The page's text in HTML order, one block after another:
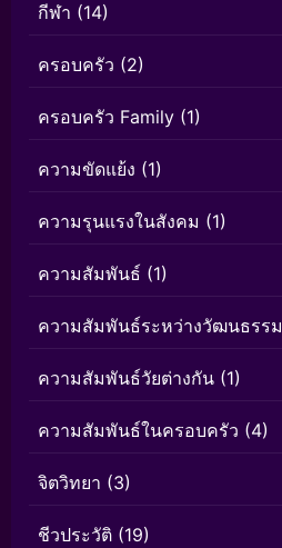
กีฬา (14)
ครอบครัว (2)
ครอบครัว Family (1)
ความขัดแย้ง (1)
ความรุนแรงในสังคม (1)
ความสัมพันธ์ (1)
ความสัมพันธ์ระหว่างวัฒนธรรม
ความสัมพันธ์วัยต่างกัน (1)
ความสัมพันธ์ในครอบครัว (4)
จิตวิทยา (3)
ชีวประวัติ (19)